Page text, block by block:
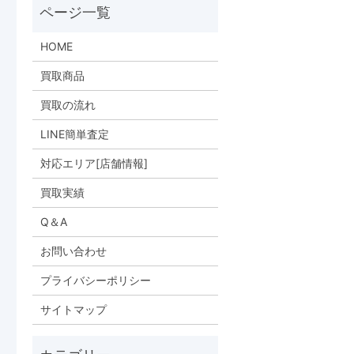
HOME
買取商品
買取の流れ
LINE簡単査定
対応エリア[店舗情報]
買取実績
Q＆A
お問い合わせ
プライバシーポリシー
サイトマップ